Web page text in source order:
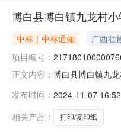
博白县博白镇九龙村
中标｜中标通知 广西壮
项目编号：
正文内容： 博白县博白镇九
荣项目联系电话
发布时间： 2024-11-07 16:52
相关产品：
打印/复印纸